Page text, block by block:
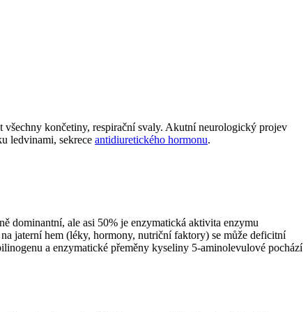
všechny končetiny, respirační svaly. Akutní neurologický projev
ledvinami, sekrece antidiuretického hormonu.
dominantní, ale asi 50% je enzymatická aktivita enzymu
jaterní hem (léky, hormony, nutriční faktory) se může deficitní
a enzymatické přeměny kyseliny 5-aminolevulové pochází